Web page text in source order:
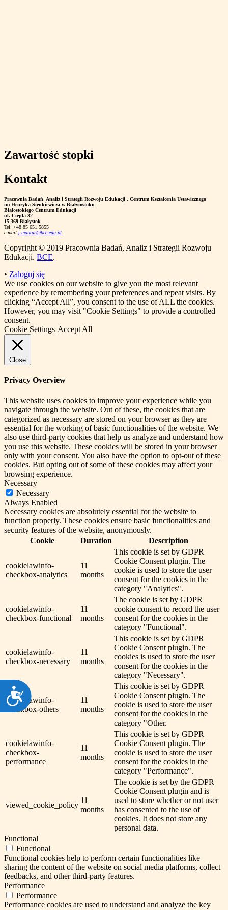
Dostępność
Zawartość stopki
Kontakt
Pracownia Badań, Analiz i Strategii Rozwoju Edukacji , Centrum Kształcenia Ustawicznego
im Henryka Sienkiewicza w Białymstoku
Białostokiego Centrum Edukacji
ul. Ciepła 32
15-369 Białystok
Tel: +48 85 651 5855
e-mail j.mantur@bce.edu.pl
Copyright © 2019 Pracownia Badań, Analiz i Strategii Rozwoju
Edukacji. BCE.
• Zaloguj się
We use cookies on our website to give you the most relevant
experience by remembering your preferences and repeat visits. By
clicking “Accept All”, you consent to the use of ALL the cookies.
However, you may visit "Cookie Settings" to provide a controlled
consent.
Cookie Settings Accept All
Close
Privacy Overview
This website uses cookies to improve your experience while you
navigate through the website. Out of these, the cookies that are
categorized as necessary are stored on your browser as they are
essential for the working of basic functionalities of the website. We
also use third-party cookies that help us analyze and understand how
you use this website. These cookies will be stored in your browser
only with your consent. You also have the option to opt-out of these
cookies. But opting out of some of these cookies may affect your
browsing experience.
Necessary
Necessary
Always Enabled
Necessary cookies are absolutely essential for the website to
function properly. These cookies ensure basic functionalities and
security features of the website, anonymously.
Cookie
Duration Description
cookielawinfo-
checkbox-analytics
11
months
This cookie is set by GDPR
Cookie Consent plugin. The
cookie is used to store the user
consent for the cookies in the
category "Analytics".
cookielawinfo-
checkbox-functional
11
months
The cookie is set by GDPR
cookie consent to record the user
consent for the cookies in the
category "Functional".
cookielawinfo-
checkbox-necessary
11
months
This cookie is set by GDPR
Cookie Consent plugin. The
cookies is used to store the user
consent for the cookies in the
category "Necessary".
cookielawinfo-
checkbox-others
11
months
This cookie is set by GDPR
Cookie Consent plugin. The
cookie is used to store the user
consent for the cookies in the
category "Other.
cookielawinfo-
checkbox-
performance
11
months
This cookie is set by GDPR
Cookie Consent plugin. The
cookie is used to store the user
consent for the cookies in the
category "Performance".
viewed_cookie_policy
11
months
The cookie is set by the GDPR
Cookie Consent plugin and is
used to store whether or not user
has consented to the use of
cookies. It does not store any
personal data.
Functional
Functional
Functional cookies help to perform certain functionalities like
sharing the content of the website on social media platforms, collect
feedbacks, and other third-party features.
Performance
Performance
Performance cookies are used to understand and analyze the key